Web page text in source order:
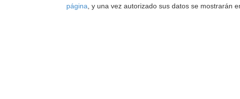
página , y una vez autorizado sus datos se mostrarán